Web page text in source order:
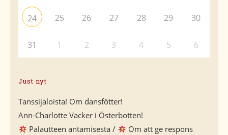
24 25 26 27 28 29 30
31 1 2 3 4 5 6
Just nyt
Tanssijaloista! Om dansfötter!
Ann-Charlotte Vacker i Österbotten!
Palautteen antamisesta /
Om att ge respons